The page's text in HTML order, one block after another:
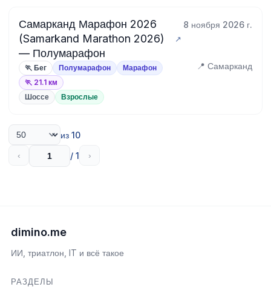
Самарканд Марафон 2026
(Samarkand Marathon 2026)
— Полумарафон
8 ноября 2026 г.
🏃 Бег Полумарафон
Марафон
🏃 21.1 км
📍 Самарканд
Шоссе Взрослые
из 10
‹ / 1 ›
dimino.me
ИИ, триатлон, IT и всё такое
РАЗДЕЛЫ